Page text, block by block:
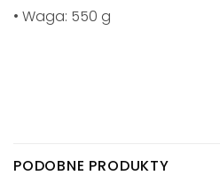
• Waga: 550 g
PODOBNE PRODUKTY